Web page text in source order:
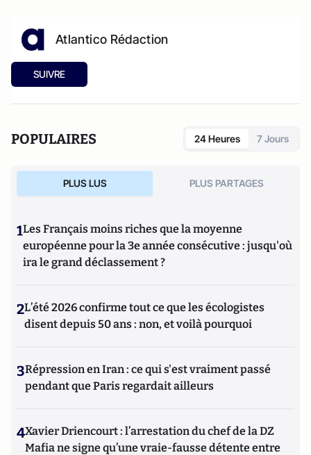
Atlantico Rédaction
SUIVRE
POPULAIRES 24 Heures 7 Jours
PLUS LUS PLUS PARTAGES
1Les Français moins riches que la moyenne
européenne pour la 3e année consécutive : jusqu'où
ira le grand déclassement ?
2L’été 2026 confirme tout ce que les écologistes
disent depuis 50 ans : non, et voilà pourquoi
3Répression en Iran : ce qui s'est vraiment passé
pendant que Paris regardait ailleurs
4Xavier Driencourt : l’arrestation du chef de la DZ
Mafia ne signe qu’une vraie-fausse détente entre